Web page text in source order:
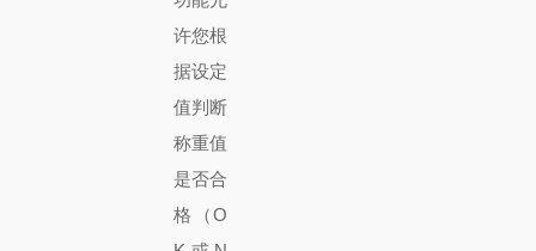
许您根
据设定
值判断
称重值
是否合
格（O